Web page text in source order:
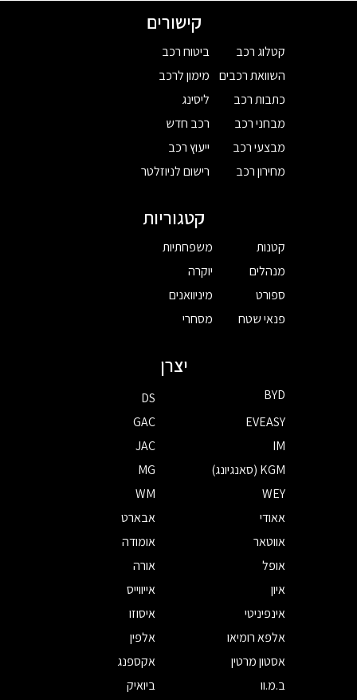
קישורים
קטלוג רכב
השוואת רכבים
כתבות רכב
מבחני רכב
מבצעי רכב
מחירון רכב
ביטוח רכב
מימון לרכב
ליסינג
רכב חדש
ייעוץ רכב
רישום לניוזלטר
קטגוריות
קטנות
מנהלים
ספורט
פנאי שטח
משפחתיות
יוקרה
מיניוואנים
מסחרי
יצרן
BYD
DS
EVEASY
GAC
IM
JAC
KGM (סאנגיונג)
MG
WEY
WM
אאודי
אבארט
אווטאר
אומודה
אופל
אורה
איון
אייווייס
אינפיניטי
איסוזו
אלפא רומיאו
אלפין
אסטון מרטין
אקספנג
ב.מ.וו
ביואיק